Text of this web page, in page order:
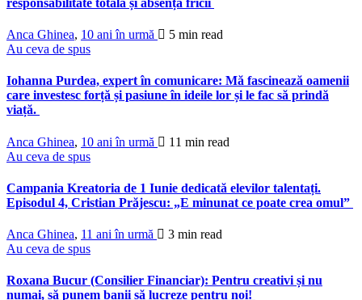
Anca Ghinea, 10 ani în urmă 5 min read
Au ceva de spus
Iohanna Purdea, expert în comunicare: Mă fascinează oamenii
care investesc forță și pasiune în ideile lor și le fac să prindă
viață.
Anca Ghinea, 10 ani în urmă 11 min read
Au ceva de spus
Campania Kreatoria de 1 Iunie dedicată elevilor talentați.
Episodul 4, Cristian Prăjescu: „E minunat ce poate crea omul”
Anca Ghinea, 11 ani în urmă 3 min read
Au ceva de spus
Roxana Bucur (Consilier Financiar): Pentru creativi și nu
numai, să punem banii să lucreze pentru noi!